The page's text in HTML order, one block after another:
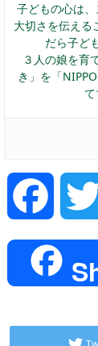
子どもの心は
大切さを伝える
だら子ど
３人の娘を育
き」を「
て